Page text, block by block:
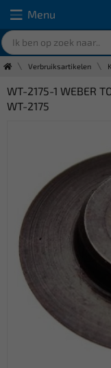
Menu
Verbruiksartikelen
WT-2175-1 WEBER
WT-2175